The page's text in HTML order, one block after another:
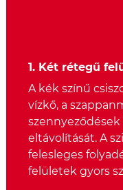
1. Két rétegű
A kék színű
vízkő, a
eltávolítását. A
felesleges
felületek gyors